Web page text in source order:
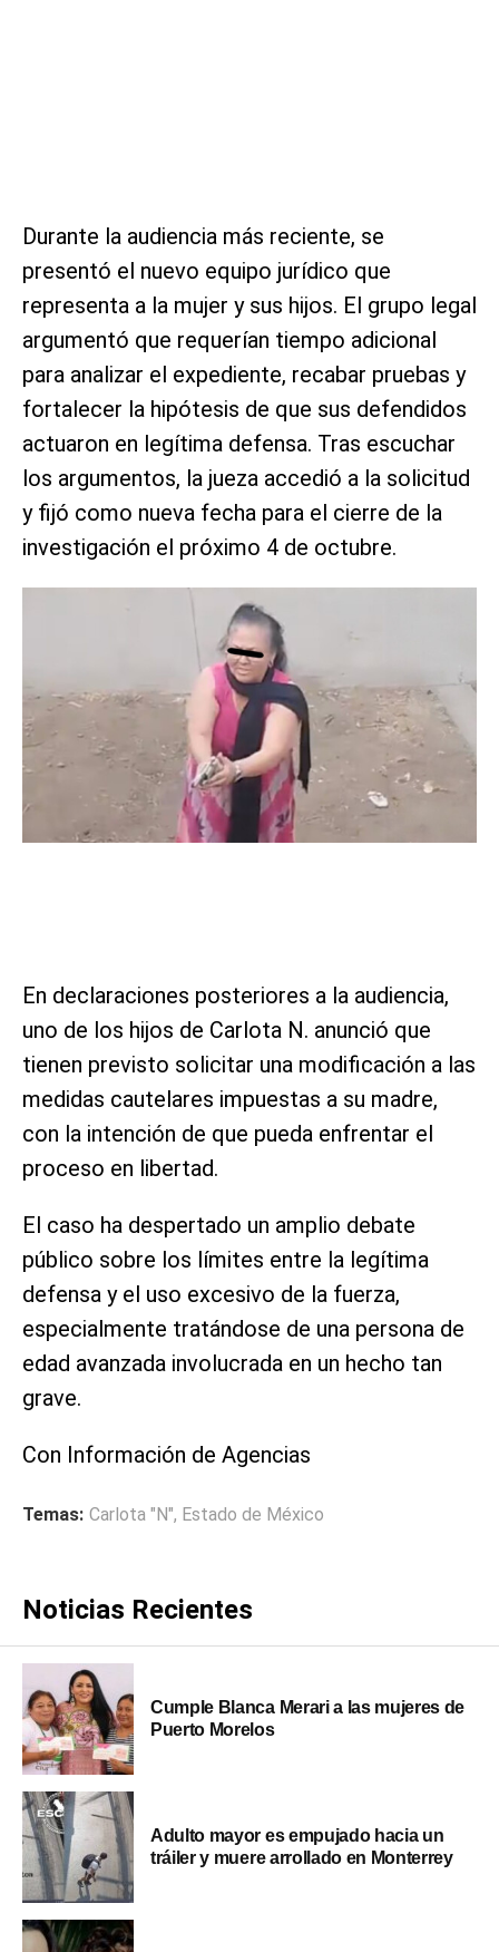
Durante la audiencia más reciente, se
presentó el nuevo equipo jurídico que
representa a la mujer y sus hijos. El grupo legal
argumentó que requerían tiempo adicional
para analizar el expediente, recabar pruebas y
fortalecer la hipótesis de que sus defendidos
actuaron en legítima defensa. Tras escuchar
los argumentos, la jueza accedió a la solicitud
y fijó como nueva fecha para el cierre de la
investigación el próximo 4 de octubre.
En declaraciones posteriores a la audiencia,
uno de los hijos de Carlota N. anunció que
tienen previsto solicitar una modificación a las
medidas cautelares impuestas a su madre,
con la intención de que pueda enfrentar el
proceso en libertad.
El caso ha despertado un amplio debate
público sobre los límites entre la legítima
defensa y el uso excesivo de la fuerza,
especialmente tratándose de una persona de
edad avanzada involucrada en un hecho tan
grave.
Con Información de Agencias
Temas: Carlota "N", Estado de México
Noticias Recientes
Cumple Blanca Merari a las mujeres de
Puerto Morelos
Adulto mayor es empujado hacia un
tráiler y muere arrollado en Monterrey